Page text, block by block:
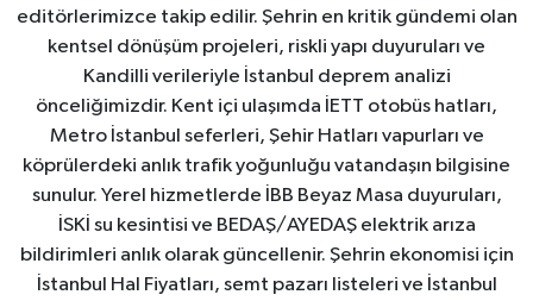
editörlerimizce takip edilir. Şehrin en kritik gündemi olan
kentsel dönüşüm projeleri, riskli yapı duyuruları ve
Kandilli verileriyle İstanbul deprem analizi
önceliğimizdir. Kent içi ulaşımda İETT otobüs hatları,
Metro İstanbul seferleri, Şehir Hatları vapurları ve
köprülerdeki anlık trafik yoğunluğu vatandaşın bilgisine
sunulur. Yerel hizmetlerde İBB Beyaz Masa duyuruları,
İSKİ su kesintisi ve BEDAŞ/AYEDAŞ elektrik arıza
bildirimleri anlık olarak güncellenir. Şehrin ekonomisi için
İstanbul Hal Fiyatları, semt pazarı listeleri ve İstanbul